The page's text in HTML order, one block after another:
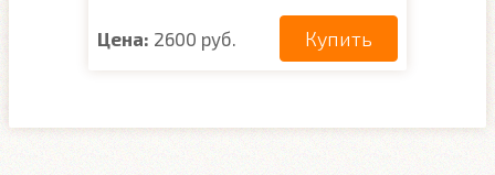
Цена: 2600 руб. Купить